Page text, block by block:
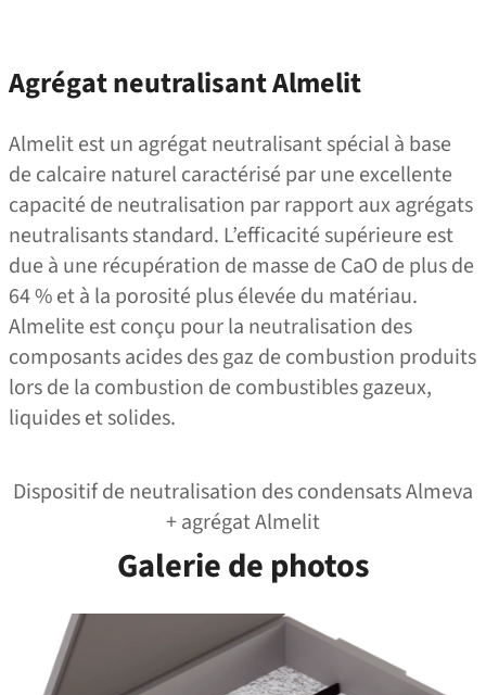
Agrégat neutralisant Almelit
Almelit est un agrégat neutralisant spécial à base
de calcaire naturel caractérisé par une excellente
capacité de neutralisation par rapport aux agrégats
neutralisants standard. L’efficacité supérieure est
due à une récupération de masse de CaO de plus de
64 % et à la porosité plus élevée du matériau.
Almelite est conçu pour la neutralisation des
composants acides des gaz de combustion produits
lors de la combustion de combustibles gazeux,
liquides et solides.
Dispositif de neutralisation des condensats Almeva
+ agrégat Almelit
Galerie de photos